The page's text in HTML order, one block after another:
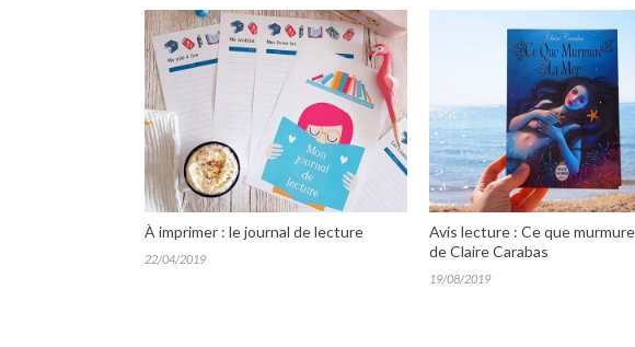
À imprimer : le journal de lecture
22/04/2019
Avis lecture : Ce que
de Claire Carabas
19/08/2019